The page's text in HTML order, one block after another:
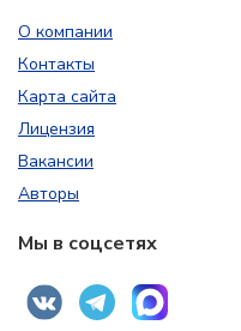
О компании
Контакты
Карта сайта
Лицензия
Вакансии
Авторы
Мы в соцсетях